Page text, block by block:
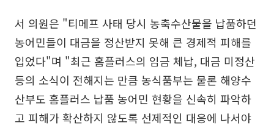
서 의원은 "티메프 사태 당시 농축수산물을 납품하던
농어민들이 대금을 정산받지 못해 큰 경제적 피해를
입었다"며 "최근 홈플러스의 임금 체납, 대금 미정산
등의 소식이 전해지는 만큼 농식품부는 물론 해양수
산부도 홈플러스 납품 농어민 현황을 신속히 파악하
고 피해가 확산하지 않도록 선제적인 대응에 나서야